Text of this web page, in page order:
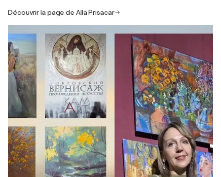
Découvrir la page de Alla Prisacar